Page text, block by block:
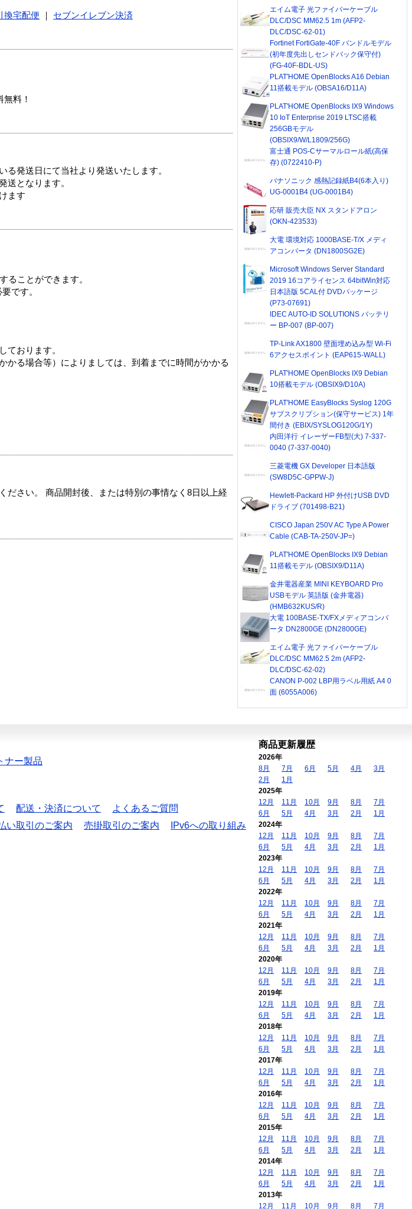
換宅配便
セブンイレブン決済
料！
発送日にて当社より発送いたします。
送となります。
ます
ることができます。
です。
ております。
かる場合等）によりましては、到着までに時間がかかる
ださい。 商品開封後、または特別の事情なく8日以上経
エイム電子 光ファイバーケーブル
DLC/DSC MM62.5 1m (AFP2-
DLC/DSC-62-01)
Fortinet FortiGate-40F バンドルモデル
(初年度先出しセンドバック保守付)
(FG-40F-BDL-US)
PLAT'HOME OpenBlocks A16 Debian
11搭載モデル (OBSA16/D11A)
PLAT'HOME OpenBlocks IX9 Windows
10 IoT Enterprise 2019 LTSC搭載
256GBモデル
(OBSIX9/W/L1809/256G)
富士通 POS-Cサーマルロール紙(高保
存) (0722410-P)
パナソニック 感熱記録紙B4(6本入り)
UG-0001B4 (UG-0001B4)
応研 販売大臣 NX スタンドアロン
(OKN-423533)
大電 環境対応 1000BASE-T/X メディ
アコンバータ (DN1800SG2E)
Microsoft Windows Server Standard
2019 16コアライセンス 64bitWin対応
日本語版 5CAL付 DVDパッケージ
(P73-07691)
IDEC AUTO-ID SOLUTIONS バッテリ
ー BP-007 (BP-007)
TP-Link AX1800 壁面埋め込み型 Wi-Fi
6アクセスポイント (EAP615-WALL)
PLAT'HOME OpenBlocks IX9 Debian
10搭載モデル (OBSIX9/D10A)
PLAT'HOME EasyBlocks Syslog 120G
サブスクリプション(保守サービス) 1年
間付き (EBIX/SYSLOG120G/1Y)
内田洋行 イレーザーFB型(大) 7-337-
0040 (7-337-0040)
三菱電機 GX Developer 日本語版
(SW8D5C-GPPW-J)
Hewlett-Packard HP 外付けUSB DVD
ドライブ (701498-B21)
CISCO Japan 250V AC Type A Power
Cable (CAB-TA-250V-JP=)
PLAT'HOME OpenBlocks IX9 Debian
11搭載モデル (OBSIX9/D11A)
金井電器産業 MINI KEYBOARD Pro
USBモデル 英語版 (金井電器)
(HMB632KUS/R)
大電 100BASE-TX/FXメディアコンバ
ータ DN2800GE (DN2800GE)
エイム電子 光ファイバーケーブル
DLC/DSC MM62.5 2m (AFP2-
DLC/DSC-62-02)
CANON P-002 LBP用ラベル用紙 A4 0
面 (6055A006)
ナー製品
配送・決済について
よくあるご質問
い取引のご案内 売掛取引のご案内
IPv6への取り組み
商品更新履歴
2026年
8月
7月 6月 5月 4月
3月
2月
1月
2025年
12月
11月 10月 9月 8月
7月
6月
5月 4月 3月 2月
1月
2024年
12月
11月 10月 9月 8月
7月
6月
5月 4月 3月 2月
1月
2023年
12月
11月 10月 9月 8月
7月
6月
5月 4月 3月 2月
1月
2022年
12月
11月 10月 9月 8月
7月
6月
5月 4月 3月 2月
1月
2021年
12月
11月 10月 9月 8月
7月
6月
5月 4月 3月 2月
1月
2020年
12月
11月 10月 9月 8月
7月
6月
5月 4月 3月 2月
1月
2019年
12月
11月 10月 9月 8月
7月
6月
5月 4月 3月 2月
1月
2018年
12月
11月 10月 9月 8月
7月
6月
5月 4月 3月 2月
1月
2017年
12月
11月 10月 9月 8月
7月
6月
5月 4月 3月 2月
1月
2016年
12月
11月 10月 9月 8月
7月
6月
5月 4月 3月 2月
1月
2015年
12月
11月 10月 9月 8月
7月
6月
5月 4月 3月 2月
1月
2014年
12月
11月 10月 9月 8月
7月
6月
5月 4月 3月 2月
1月
2013年
12月
11月 10月 9月 8月 7月